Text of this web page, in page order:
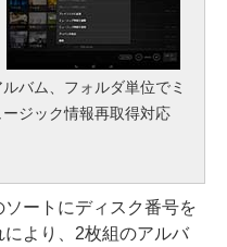
ルバム、フォルダ単位でミ
ージック情報再取得対応
ートにディスク番号を
より、2枚組のアルバ